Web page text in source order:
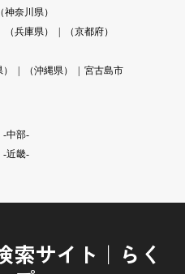
（神奈川県）
（兵庫県）
（京都府）
（沖縄県） 宮古島市
-中部-
-近畿-
索サイト｜らく